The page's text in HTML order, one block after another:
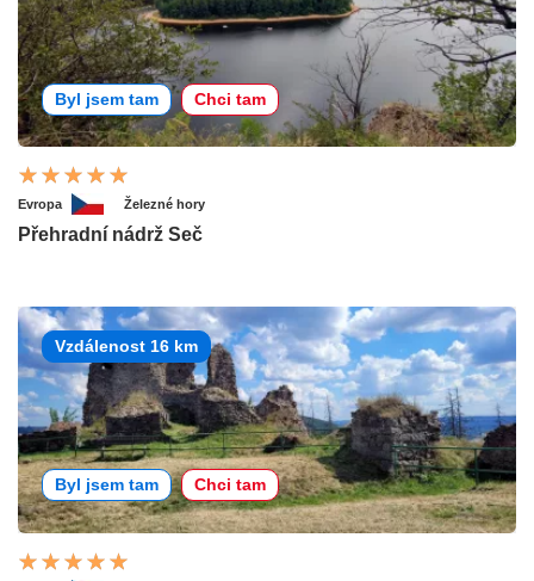
Byl jsem tam Chci tam
Evropa Železné hory
Přehradní nádrž Seč
Vzdálenost 16 km
Byl jsem tam Chci tam